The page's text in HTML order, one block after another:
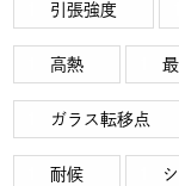
引張強度
高熱
ガラス転移点
耐候